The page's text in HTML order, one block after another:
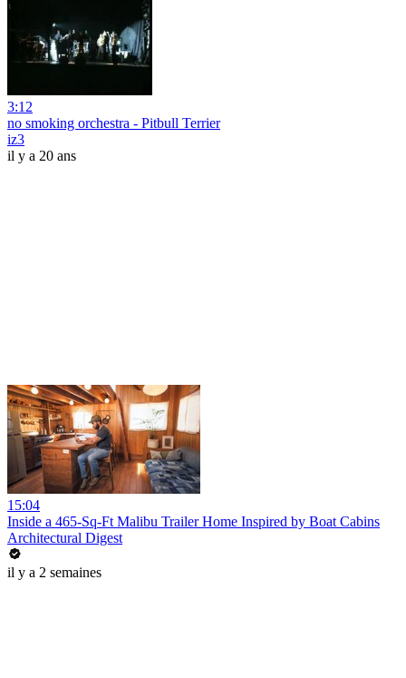
3:12
no smoking orchestra - Pitbull Terrier
iz3
il y a 20 ans
15:04
Inside a 465-Sq-Ft Malibu Trailer Home Inspired by Boat Cabins
Architectural Digest
il y a 2 semaines